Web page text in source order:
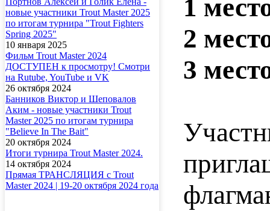
новые участники Trout Master 2025
по итогам турнира "Trout Fighters
Spring 2025"
10 января 2025
Фильм Trout Master 2024
ДОСТУПЕН к просмотру! Смотри
на Rutube, YouTube и VK
26 октября 2024
Банников Виктор и Шеповалов
Аким - новые участники Trout
Master 2025 по итогам турнира
"Believe In The Bait"
20 октября 2024
Итоги турнира Trout Master 2024.
14 октября 2024
Прямая ТРАНСЛЯЦИЯ с Trout
Master 2024 | 19-20 октября 2024 года
1
2
3